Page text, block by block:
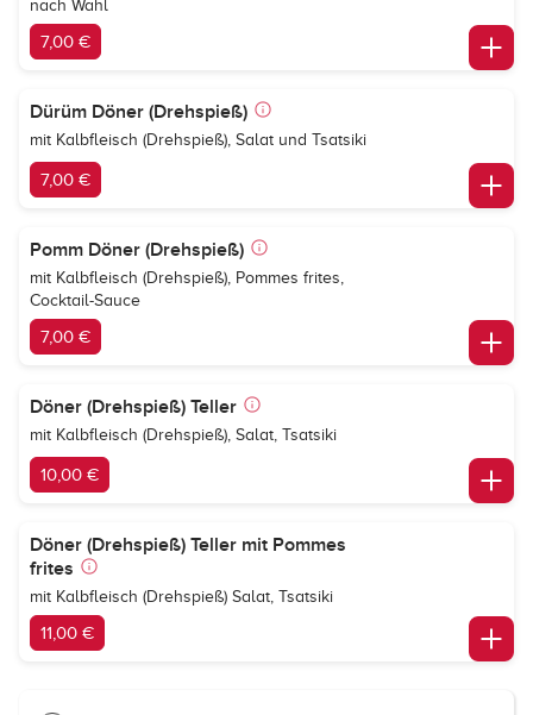
nach Wahl
7,00 €
Dürüm Döner (Drehspieß)
mit Kalbfleisch (Drehspieß), Salat und Tsatsiki
7,00 €
Pomm Döner (Drehspieß)
mit Kalbfleisch (Drehspieß), Pommes frites,
Cocktail-Sauce
7,00 €
Döner (Drehspieß) Teller
mit Kalbfleisch (Drehspieß), Salat, Tsatsiki
10,00 €
Döner (Drehspieß) Teller mit Pommes
frites
mit Kalbfleisch (Drehspieß) Salat, Tsatsiki
11,00 €